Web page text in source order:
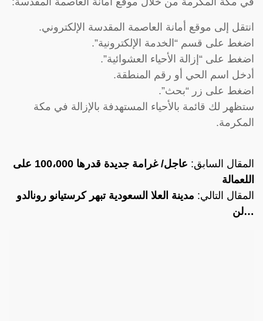
انتقل إلى موقع أمانة العاصمة المقدسة الإلكتروني.
اضغط على قسم “الخدمة الإلكترونية”.
اضغط على “إزالة الأحياء العشوائية”.
أدخل اسم الحي أو رقم المنطقة.
اضغط على زر “بحث”.
ستظهر لك قائمة بالأحياء المستهدفة بالإزالة في مكة
المكرمة.
المقال السابق:
عاجل/ غرامة جديدة قدرها 100،000 على
اللعمالة
المقال التالي: مدينة العلا السعودية تبهر كرستيانو رونالدو
…لن